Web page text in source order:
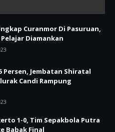
Curanmor Di Pasuruan,
Diamankan
Persen, Jembatan Shiratal
Candi Rampung
1-0, Tim Sepakbola Putra
Babak Final